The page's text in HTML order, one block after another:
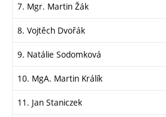
7. Mgr. Martin Žák
8. Vojtěch Dvořák
9. Natálie Sodomková
10. MgA. Martin Králík
11. Jan Staniczek